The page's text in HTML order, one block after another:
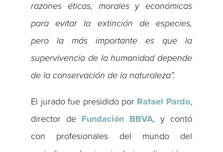
razones éticas, morales y económicas
para evitar la extinción de especies,
pero la más importante es que la
supervivencia de la humanidad depende
de la conservación de la naturaleza”.
El jurado fue presidido por Rafael Pardo,
director de Fundación BBVA, y contó
con profesionales del mundo del